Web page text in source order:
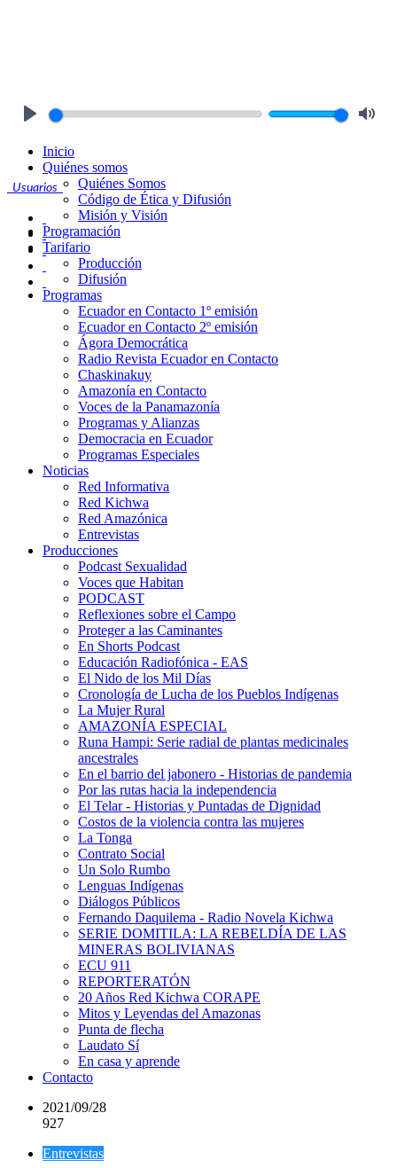
Usuarios
Inicio
Quiénes somos
Quiénes Somos
Código de Ética y Difusión
Misión y Visión
Programación
Tarifario
Producción
Difusión
Programas
Ecuador en Contacto 1º emisión
Ecuador en Contacto 2º emisión
Ágora Democrática
Radio Revista Ecuador en Contacto
Chaskinakuy
Amazonía en Contacto
Voces de la Panamazonía
Programas y Alianzas
Democracia en Ecuador
Programas Especiales
Noticias
Red Informativa
Red Kichwa
Red Amazónica
Entrevistas
Producciones
Podcast Sexualidad
Voces que Habitan
PODCAST
Reflexiones sobre el Campo
Proteger a las Caminantes
En Shorts Podcast
Educación Radiofónica - EAS
El Nido de los Mil Días
Cronología de Lucha de los Pueblos Indígenas
La Mujer Rural
AMAZONÍA ESPECIAL
Runa Hampi: Serie radial de plantas medicinales
ancestrales
En el barrio del jabonero - Historias de pandemia
Por las rutas hacia la independencia
El Telar - Historias y Puntadas de Dignidad
Costos de la violencia contra las mujeres
La Tonga
Contrato Social
Un Solo Rumbo
Lenguas Indígenas
Diálogos Públicos
Fernando Daquilema - Radio Novela Kichwa
SERIE DOMITILA: LA REBELDÍA DE LAS
MINERAS BOLIVIANAS
ECU 911
REPORTERATÓN
20 Años Red Kichwa CORAPE
Mitos y Leyendas del Amazonas
Punta de flecha
Laudato Sí
En casa y aprende
Contacto
2021/09/28
927
Entrevistas